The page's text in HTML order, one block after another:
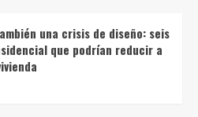
una crisis de diseño: seis
que podrían reducir a